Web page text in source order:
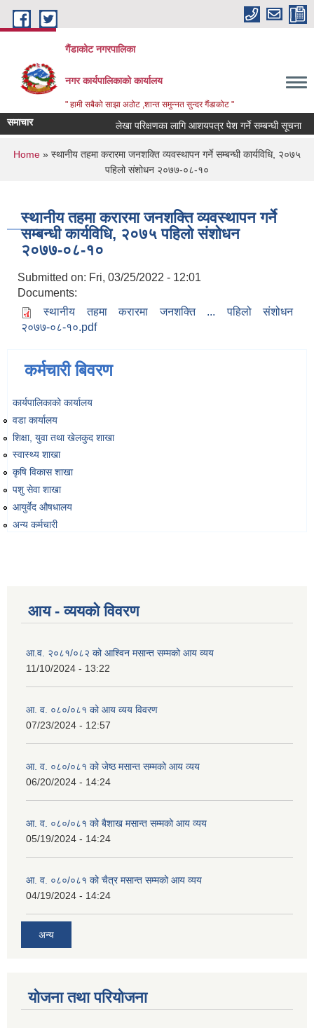
Skip to main content
गैंडाकोट नगरपालिका
नगर कार्यपालिकाको कार्यालय
" हामी सबैको साझा अठोट ,शान्त समुन्नत सुन्दर गैंडाकोट "
समाचार लेखा परिक्षणका लागि आशयपत्र पेश गर्ने सम्बन्धी सूचना
You are here
Home » स्थानीय तहमा करारमा जनशक्ति व्यवस्थापन गर्ने सम्बन्धी कार्यविधि, २०७५
पहिलो संशोधन २०७७-०८-१०
स्थानीय तहमा करारमा जनशक्ति व्यवस्थापन गर्ने
सम्बन्धी कार्यविधि, २०७५ पहिलो संशोधन
२०७७-०८-१०
Submitted on: Fri, 03/25/2022 - 12:01
Documents:
स्थानीय तहमा करारमा जनशक्ति ... पहिलो संशोधन
२०७७-०८-१०.pdf
कर्मचारी बिवरण
कार्यपालिकाको कार्यालय
वडा कार्यालय
शिक्षा, युवा तथा खेलकुद शाखा
स्वास्थ्य शाखा
कृषि विकास शाखा
पशु सेवा शाखा
आयुर्वेद औषधालय
अन्य कर्मचारी
आय - व्ययको विवरण
आ.व. २०८१/०८२ को आश्विन मसान्त सम्मको आय व्यय
11/10/2024 - 13:22
आ. व. ०८०/०८१ को आय व्यय विवरण
07/23/2024 - 12:57
आ. व. ०८०/०८१ को जेष्ठ मसान्त सम्मको आय व्यय
06/20/2024 - 14:24
आ. व. ०८०/०८१ को बैशाख मसान्त सम्मको आय व्यय
05/19/2024 - 14:24
आ. व. ०८०/०८१ को चैत्र मसान्त सम्मको आय व्यय
04/19/2024 - 14:24
अन्य
योजना तथा परियोजना